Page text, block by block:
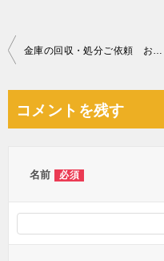
投
ビ
金庫の回収・処分ご依頼 お客様の声
コメントを残す
名前 必須